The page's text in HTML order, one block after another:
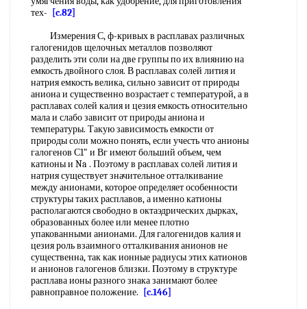
тех-
[c.82]
Измерения С, ф-кривых в расплавах различных
галогенидов щелочных металлов позволяют
разделить эти соли на две группы по их влиянию на
емкость двойного слоя. В расплавах солей лития и
натрия емкость велика, сильно зависит от природы
аниона и существенно возрастает с температурой, а в
расплавах солей калия и цезия емкость относительно
мала и слабо зависит от природы аниона и
температуры. Такую зависимость емкости от
природы соли можно понять, если учесть что анионы
галогенов С1" и Вг имеют больший объем, чем
катионы и Na . Поэтому в расплавах солей лития и
натрия существует значительное отталкивание
между анионами, которое определяет особенности
структуры таких расплавов, а именно катионы
располагаются свободно в октаэдрических дырках,
образованных более или менее плотно
упакованными анионами. Для галогенидов калия и
цезия роль взаимного отталкивания анионов не
существенна, так как ионные радиусы этих катионов
и анионов галогенов близки. Поэтому в структуре
расплава ионы разного знака занимают более
равноправное положение.
[c.146]